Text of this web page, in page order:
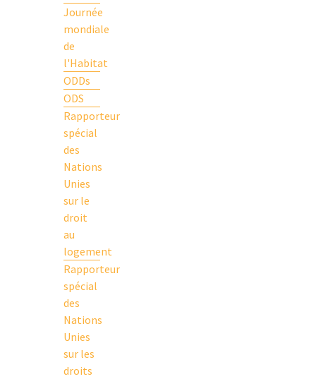
Journée
mondiale
de
l'Habitat
ODDs
ODS
Rapporteur
spécial
des
Nations
Unies
sur le
droit
au
logement
Rapporteur
spécial
des
Nations
Unies
sur les
droits